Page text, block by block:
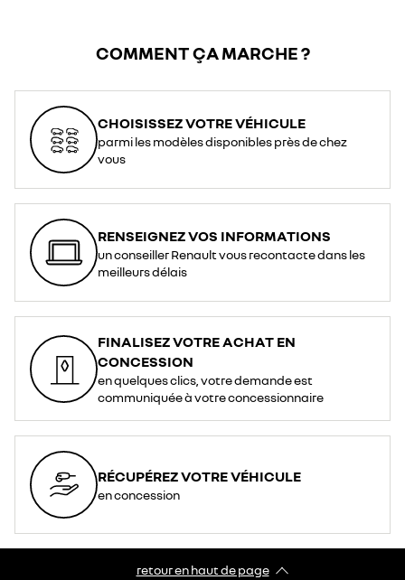
COMMENT ÇA MARCHE ?
CHOISISSEZ VOTRE VÉHICULE
parmi les modèles disponibles près de chez
vous
RENSEIGNEZ VOS INFORMATIONS
un conseiller Renault vous recontacte dans les
meilleurs délais
FINALISEZ VOTRE ACHAT EN
CONCESSION
en quelques clics, votre demande est
communiquée à votre concessionnaire
RÉCUPÉREZ VOTRE VÉHICULE
en concession
retour en haut de page​